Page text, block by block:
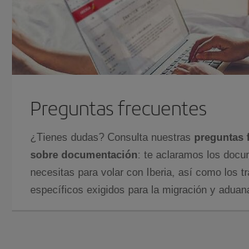
Preguntas frecuentes
¿Tienes dudas? Consulta nuestras preguntas
sobre documentación: te aclaramos los
necesitas para volar con Iberia, así como los
específicos exigidos para la migración y